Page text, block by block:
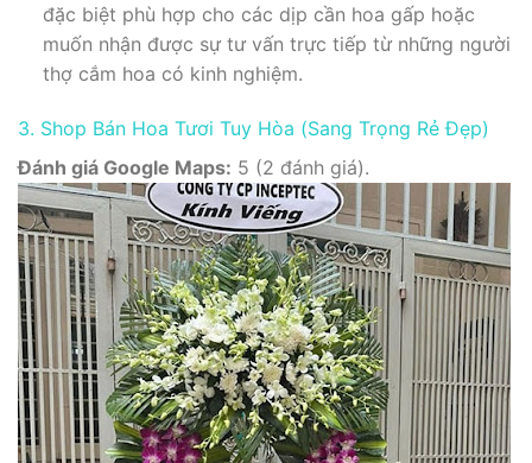
đặc biệt phù hợp cho các dịp cần hoa gấp hoặc
muốn nhận được sự tư vấn trực tiếp từ những người
thợ cắm hoa có kinh nghiệm.
3. Shop Bán Hoa Tươi Tuy Hòa (Sang Trọng Rẻ Đẹp)
Đánh giá Google Maps: 5 (2 đánh giá).